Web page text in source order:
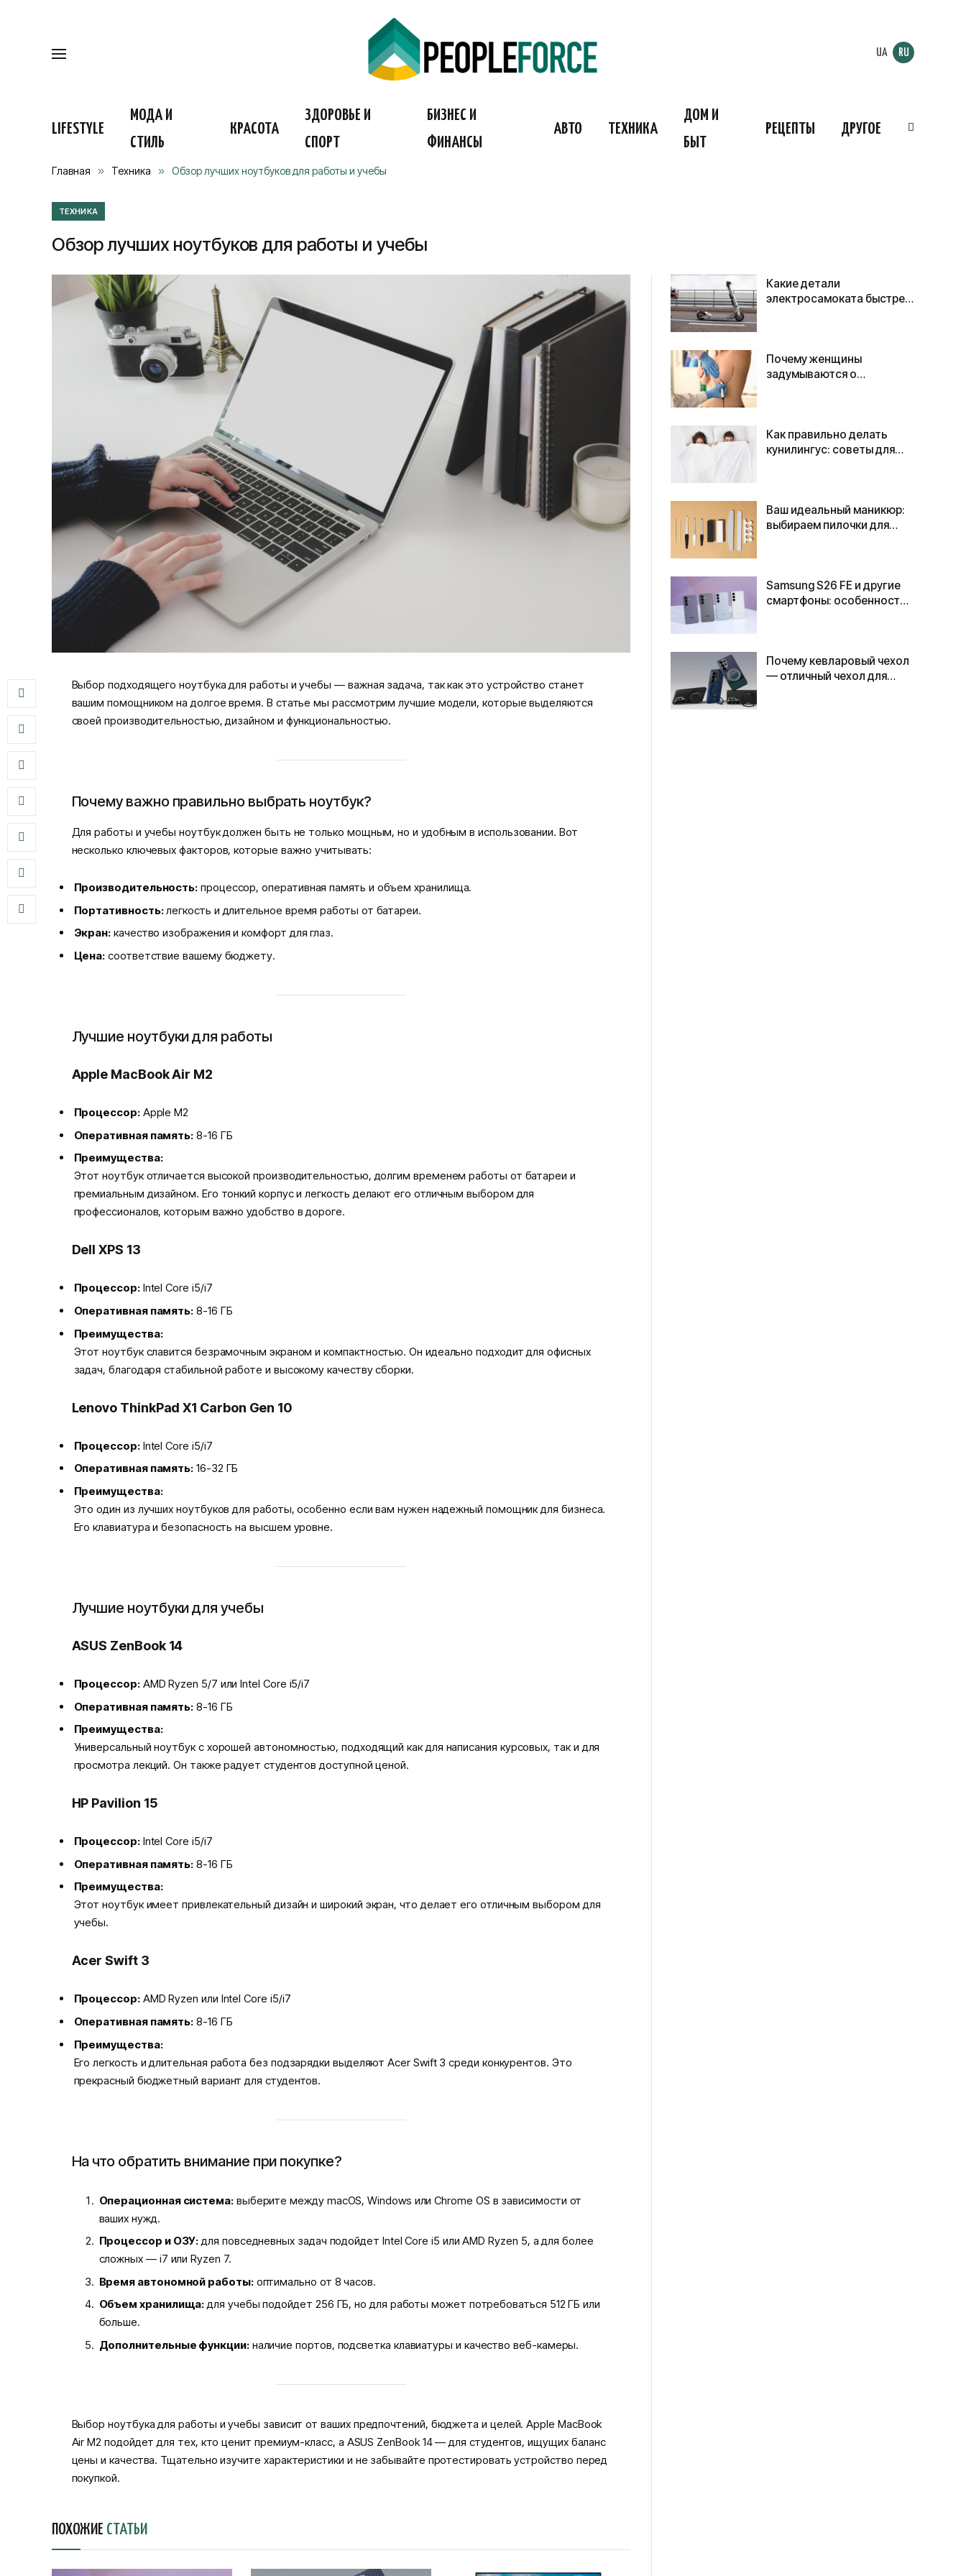
UA RU
LIFESTYLE
МОДА И
СТИЛЬ
КРАСОТА
ЗДОРОВЬЕ И
СПОРТ
БИЗНЕС И
ФИНАНСЫ
АВТО ТЕХНИКА
ДОМ И
БЫТ
РЕЦЕПТЫ ДРУГОЕ
Главная » Техника » Обзор лучших ноутбуков для работы и учебы
ТЕХНИКА
Обзор лучших ноутбуков для работы и учебы
Выбор подходящего ноутбука для работы и учебы — важная задача, так как это устройство станет
вашим помощником на долгое время. В статье мы рассмотрим лучшие модели, которые выделяются
своей производительностью, дизайном и функциональностью.
Почему важно правильно выбрать ноутбук?
Для работы и учебы ноутбук должен быть не только мощным, но и удобным в использовании. Вот
несколько ключевых факторов, которые важно учитывать:
Производительность: процессор, оперативная память и объем хранилища.
Портативность:легкость и длительное время работы от батареи.
Экран: качество изображения и комфорт для глаз.
Цена: соответствие вашему бюджету.
Лучшие ноутбуки для работы
Apple MacBook Air M2
Процессор:Apple M2
Оперативная память: 8-16 ГБ
Преимущества:
Этот ноутбук отличается высокой производительностью, долгим временем работы от батареи и
премиальным дизайном. Его тонкий корпус и легкость делают его отличным выбором для
профессионалов, которым важно удобство в дороге.
Dell XPS 13
Процессор:Intel Core i5/i7
Оперативная память: 8-16 ГБ
Преимущества:
Этот ноутбук славится безрамочным экраном и компактностью. Он идеально подходит для офисных
задач, благодаря стабильной работе и высокому качеству сборки.
Lenovo ThinkPad X1 Carbon Gen 10
Процессор:Intel Core i5/i7
Оперативная память: 16-32 ГБ
Преимущества:
Это один из лучших ноутбуков для работы, особенно если вам нужен надежный помощник для бизнеса.
Его клавиатура и безопасность на высшем уровне.
Лучшие ноутбуки для учебы
ASUS ZenBook 14
Процессор:AMD Ryzen 5/7 или Intel Core i5/i7
Оперативная память: 8-16 ГБ
Преимущества:
Универсальный ноутбук с хорошей автономностью, подходящий как для написания курсовых, так и для
просмотра лекций. Он также радует студентов доступной ценой.
HP Pavilion 15
Процессор:Intel Core i5/i7
Оперативная память: 8-16 ГБ
Преимущества:
Этот ноутбук имеет привлекательный дизайн и широкий экран, что делает его отличным выбором для
учебы.
Acer Swift 3
Процессор:AMD Ryzen или Intel Core i5/i7
Оперативная память: 8-16 ГБ
Преимущества:
Его легкость и длительная работа без подзарядки выделяют Acer Swift 3 среди конкурентов. Это
прекрасный бюджетный вариант для студентов.
На что обратить внимание при покупке?
Операционная система:выберите между macOS, Windows или Chrome OS в зависимости от
ваших нужд.
Процессор и ОЗУ:для повседневных задач подойдет Intel Core i5 или AMD Ryzen 5, а для более
сложных — i7 или Ryzen 7.
Время автономной работы:оптимально от 8 часов.
Объем хранилища:для учебы подойдет 256 ГБ, но для работы может потребоваться 512 ГБ или
больше.
Дополнительные функции:наличие портов, подсветка клавиатуры и качество веб-камеры.
Выбор ноутбука для работы и учебы зависит от ваших предпочтений, бюджета и целей. Apple MacBook
Air M2 подойдет для тех, кто ценит премиум-класс, а ASUS ZenBook 14 — для студентов, ищущих баланс
цены и качества. Тщательно изучите характеристики и не забывайте протестировать устройство перед
покупкой.
ПОХОЖИЕ СТАТЬИ
Какие детали
электросамоката быстрее
Почему женщины
задумываются о
Как правильно делать
кунилингус: советы для
Ваш идеальный маникюр:
выбираем пилочки для
Samsung S26 FE и другие
смартфоны: особенности
Почему кевларовый чехол
— отличный чехол для